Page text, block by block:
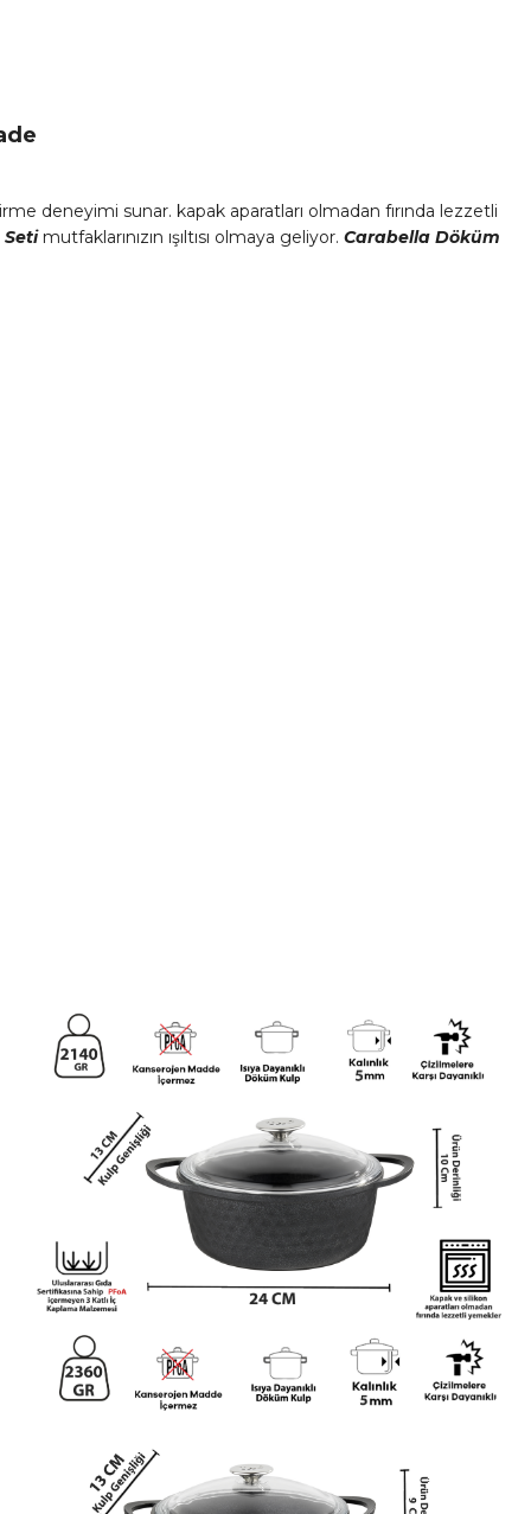
deneyimi sunar. kapak aparatları olmadan fırında lezzetli
Setimutfaklarınızın ışıltısı olmaya geliyor. Carabella Döküm